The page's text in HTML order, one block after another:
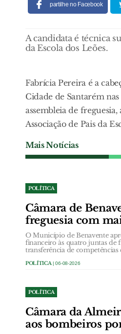
partilhe no Facebook
A candidata é técnica
da Escola dos Leões.
Fabrícia Pereira é a
Cidade de Santarém
assembleia de
Associação de Pais da
Mais Notícias
POLÍTICA
Câmara de
freguesia com
O Município de Benavente
financeiro às quatro juntas de
transferência de
POLÍTICA | 06-08-2026
POLÍTICA
Câmara da
aos bombeiros